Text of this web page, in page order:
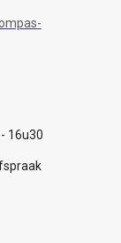
16u30